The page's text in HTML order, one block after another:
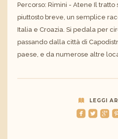
Percorso: Rimini - Atene Il
piuttosto breve, un semplice
Italia e Croazia. Si pedala per
passando dalla città di
paese, e da numerose altre
LEGGI
roundedfacebook roundedtwitterbird roundedgoogleplus